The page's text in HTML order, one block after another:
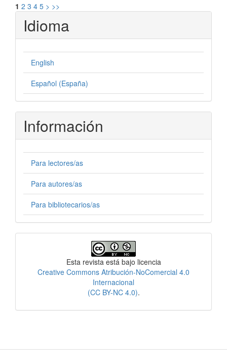
1 2 3 4 5 > >>
Idioma
English
Español (España)
Información
Para lectores/as
Para autores/as
Para bibliotecarios/as
Esta revista está bajo licencia
Creative Commons Atribución-NoComercial 4.0
Internacional
(CC BY-NC 4.0).